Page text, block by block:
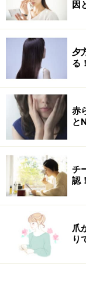
因
夕
る！
赤
と
チ
認！
爪
り